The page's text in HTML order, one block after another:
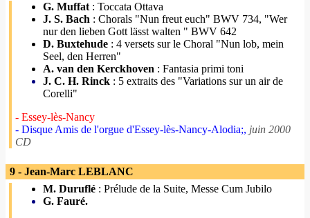
G. Muffat : Toccata Ottava
J. S. Bach : Chorals "Nun freut euch" BWV 734, "Wer
nur den lieben Gott lässt walten " BWV 642
D. Buxtehude : 4 versets sur le Choral "Nun lob, mein
Seel, den Herren"
A. van den Kerckhoven : Fantasia primi toni
J. C. H. Rinck : 5 extraits des "Variations sur un air de
Corelli"
- Essey-lès-Nancy
- Disque Amis de l'orgue d'Essey-lès-Nancy-Alodia;, juin 2000
CD
9 - Jean-Marc LEBLANC
M. Duruflé : Prélude de la Suite, Messe Cum Jubilo
G. Fauré.